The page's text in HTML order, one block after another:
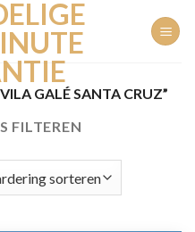
GALÉ SANTA CRUZ”
FILTEREN